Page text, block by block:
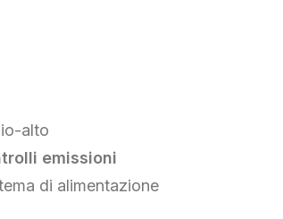
alto
emissioni
di alimentazione